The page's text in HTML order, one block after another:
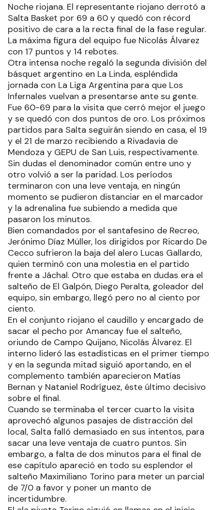
Noche riojana. El representante riojano derrotó a
Salta Basket por 69 a 60 y quedó con récord
positivo de cara a la recta final de la fase regular.
La máxima figura del equipo fue Nicolás Álvarez
con 17 puntos y 14 rebotes.
Otra intensa noche regaló la segunda división del
básquet argentino en La Linda, espléndida
jornada con La Liga Argentina para que Los
Infernales vuelvan a presentarse ante su gente.
Fue 60-69 para la visita que cerró mejor el juego
y se quedó con dos puntos de oro. Los próximos
partidos para Salta seguirán siendo en casa, el 19
y el 21 de marzo recibiendo a Rivadavia de
Mendoza y GEPU de San Luis, respectivamente.
Sin dudas el denominador común entre uno y
otro volvió a ser la paridad. Los períodos
terminaron con una leve ventaja, en ningún
momento se pudieron distanciar en el marcador
y la adrenalina fue subiendo a medida que
pasaron los minutos.
Bien comandados por el santafesino de Recreo,
Jerónimo Díaz Müller, los dirigidos por Ricardo De
Cecco sufrieron la baja del alero Lucas Gallardo,
quien terminó con una molestia en el partido
frente a Jáchal. Otro que estaba en dudas era el
salteño de El Galpón, Diego Peralta, goleador del
equipo, sin embargo, llegó pero no al ciento por
ciento.
En el conjunto riojano el caudillo y encargado de
sacar el pecho por Amancay fue el salteño,
oriundo de Campo Quijano, Nicolás Álvarez. El
interno lideró las estadísticas en el primer tiempo
y en la segunda mitad siguió aportando, en el
complemento también aparecieron Matías
Bernan y Nataniel Rodríguez, éste último decisivo
sobre el final.
Cuando se terminaba el tercer cuarto la visita
aprovechó algunos pasajes de distracción del
local, Salta falló demasiado en sus intentos, para
sacar una leve ventaja de cuatro puntos. Sin
embargo, a falta de dos minutos para el final de
ese capítulo apareció en todo su esplendor el
salteño Maximiliano Torino para meter un parcial
de 7/0 a favor y poner un manto de
incertidumbre.